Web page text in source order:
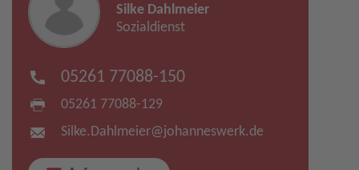
Silke Dahlmeier
Sozialdienst
05261 77088-150
05261 77088-129
Silke.Dahlmeier​@johanneswerk.de